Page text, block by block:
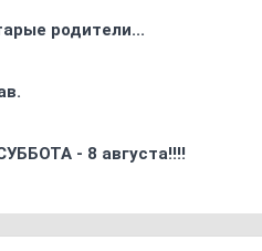
родители...
- 8 августа!!!!